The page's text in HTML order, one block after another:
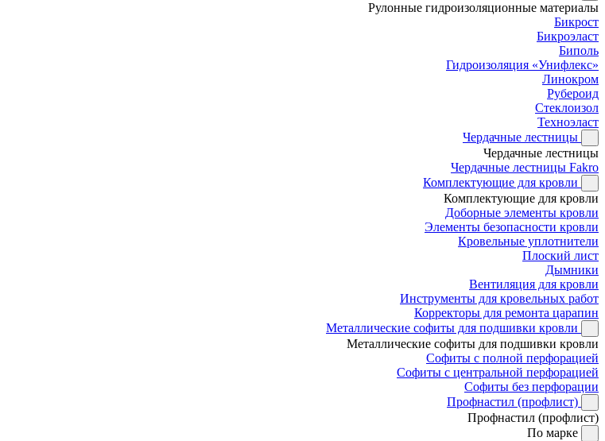
Рулонные гидроизоляционные материалы
Бикрост
Бикроэласт
Биполь
Гидроизоляция «Унифлекс»
Линокром
Рубероид
Стеклоизол
Техноэласт
Чердачные лестницы
Чердачные лестницы
Чердачные лестницы Fakro
Комплектующие для кровли
Комплектующие для кровли
Доборные элементы кровли
Элементы безопасности кровли
Кровельные уплотнители
Плоский лист
Дымники
Вентиляция для кровли
Инструменты для кровельных работ
Корректоры для ремонта царапин
Металлические софиты для подшивки кровли
Металлические софиты для подшивки кровли
Софиты с полной перфорацией
Софиты с центральной перфорацией
Софиты без перфорации
Профнастил (профлист)
Профнастил (профлист)
По марке